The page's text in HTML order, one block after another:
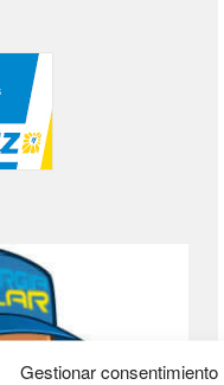
Gestionar consentimiento